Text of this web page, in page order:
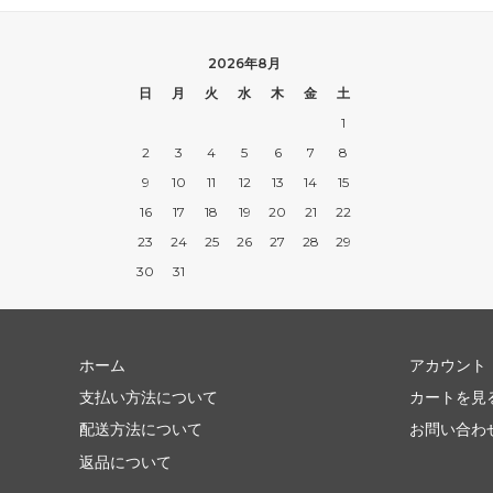
2026年8月
日
月 火 水 木 金
土
1
2
3 4 5 6 7
8
9
10 11 12 13 14
15
16
17 18 19 20 21
22
23
24 25 26 27 28
29
30
31
ホーム
支払い方法について
配送方法について
返品について
アカウント
カートを見
お問い合わ